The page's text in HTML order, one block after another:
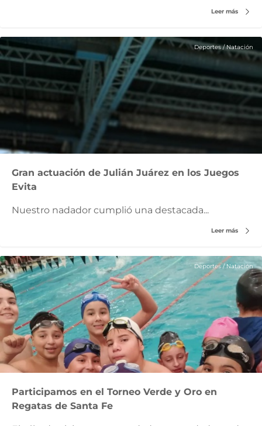
Leer más
Deportes / Natación
Gran actuación de Julián Juárez en los Juegos
Evita
Nuestro nadador cumplió una destacada...
Leer más
Deportes / Natación
Participamos en el Torneo Verde y Oro en
Regatas de Santa Fe